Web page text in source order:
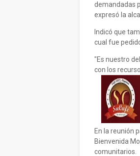
demandadas
expresó la
Indicó que
cual fue
"Es nuestro
con los
En la reunión
Bienvenida
comunitarios.